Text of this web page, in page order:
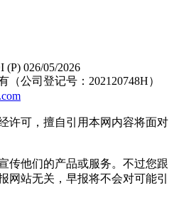
(P) 026/05/2026
公司登记号：202120748H）
许可，擅自引用本网内容将面对
传他们的产品或服务。不过您跟
网站无关，早报将不会对可能引